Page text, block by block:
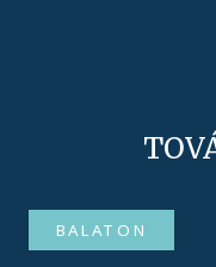
BALATON